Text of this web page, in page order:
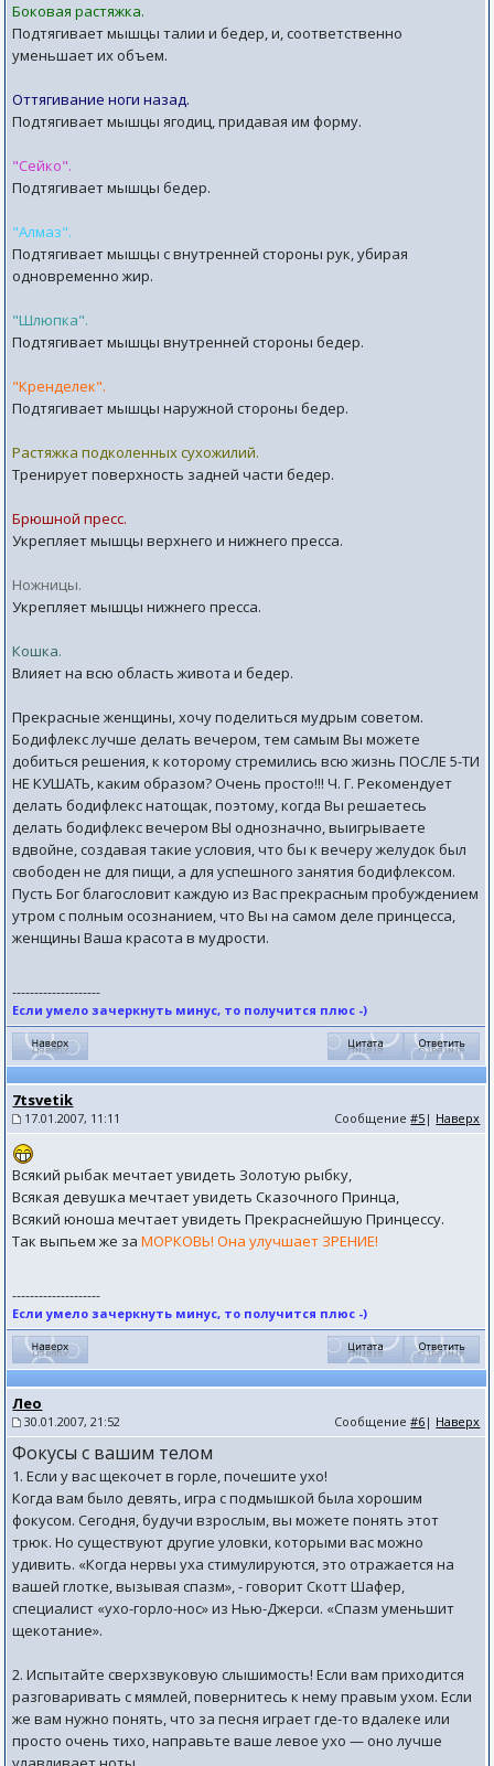
Боковая растяжка.
Подтягивает мышцы талии и бедер, и, соответственно
уменьшает их объем.
Оттягивание ноги назад.
Подтягивает мышцы ягодиц, придавая им форму.
"Сейко".
Подтягивает мышцы бедер.
"Алмаз".
Подтягивает мышцы с внутренней стороны рук, убирая
одновременно жир.
"Шлюпка".
Подтягивает мышцы внутренней стороны бедер.
"Кренделек".
Подтягивает мышцы наружной стороны бедер.
Растяжка подколенных сухожилий.
Тренирует поверхность задней части бедер.
Брюшной пресс.
Укрепляет мышцы верхнего и нижнего пресса.
Ножницы.
Укрепляет мышцы нижнего пресса.
Кошка.
Влияет на всю область живота и бедер.
Прекрасные женщины, хочу поделиться мудрым советом.
Бодифлекс лучше делать вечером, тем самым Вы можете
добиться решения, к которому стремились всю жизнь ПОСЛЕ 5-ТИ
НЕ КУШАТЬ, каким образом? Очень просто!!! Ч. Г. Рекомендует
делать бодифлекс натощак, поэтому, когда Вы решаетесь
делать бодифлекс вечером ВЫ однозначно, выигрываете
вдвойне, создавая такие условия, что бы к вечеру желудок был
свободен не для пищи, а для успешного занятия бодифлексом.
Пусть Бог благословит каждую из Вас прекрасным пробуждением
утром с полным осознанием, что Вы на самом деле принцесса,
женщины Ваша красота в мудрости.
--------------------
Если умело зачеркнуть минус, то получится плюс -)
7tsvetik
17.01.2007, 11:11 Сообщение#5 | Наверх
Всякий рыбак мечтает увидеть Золотую рыбку,
Всякая девушка мечтает увидеть Сказочного Принца,
Всякий юноша мечтает увидеть Прекраснейшую Принцессу.
Так выпьем же заМОРКОВЬ! Она улучшает ЗРЕНИЕ!
--------------------
Если умело зачеркнуть минус, то получится плюс -)
Лео
30.01.2007, 21:52 Сообщение#6 | Наверх
Фокусы с вашим телом
1. Если у вас щекочет в горле, почешите ухо!
Когда вам было девять, игра с подмышкой была хорошим
фокусом. Сегодня, будучи взрослым, вы можете понять этот
трюк. Но существуют другие уловки, которыми вас можно
удивить. «Когда нервы уха стимулируются, это отражается на
вашей глотке, вызывая спазм», - говорит Скотт Шафер,
специалист «ухо-горло-нос» из Нью-Джерси. «Спазм уменьшит
щекотание».
2. Испытайте сверхзвуковую слышимость! Если вам приходится
разговаривать с мямлей, повернитесь к нему правым ухом. Если
же вам нужно понять, что за песня играет где-то вдалеке или
просто очень тихо, направьте ваше левое ухо — оно лучше